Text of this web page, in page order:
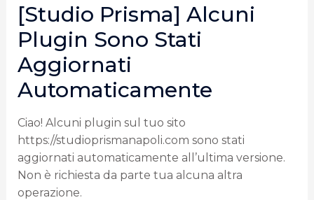
[Studio Prisma] Alcuni
Plugin Sono Stati
Aggiornati
Automaticamente
Ciao! Alcuni plugin sul tuo sito
https://studioprismanapoli.com sono stati
aggiornati automaticamente all’ultima versione.
Non è richiesta da parte tua alcuna altra
operazione.